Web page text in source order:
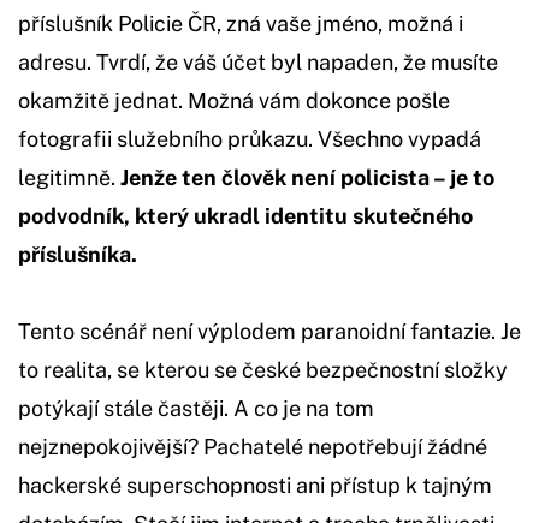
příslušník Policie ČR, zná vaše jméno, možná i
adresu. Tvrdí, že váš účet byl napaden, že musíte
okamžitě jednat. Možná vám dokonce pošle
fotografii služebního průkazu. Všechno vypadá
legitimně. Jenže ten člověk není policista – je to
podvodník, který ukradl identitu skutečného
příslušníka.
Tento scénář není výplodem paranoidní fantazie. Je
to realita, se kterou se české bezpečnostní složky
potýkají stále častěji. A co je na tom
nejznepokojivější? Pachatelé nepotřebují žádné
hackerské superschopnosti ani přístup k tajným